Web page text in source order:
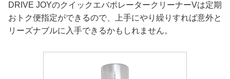
DRIVE JOYのクイックエバポレータークリーナーVは定期
おトク便指定ができるので、上手にやり繰りすれば意外と
リーズナブルに入手できるかもしれません。